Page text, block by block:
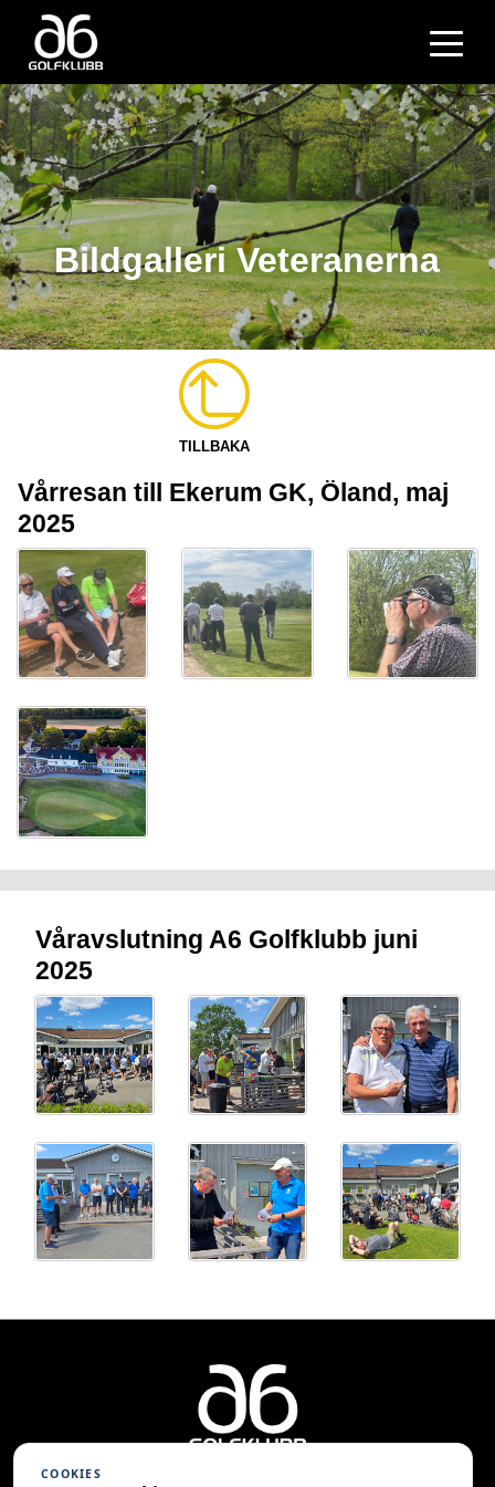
Bildgalleri Veteranerna
TILLBAKA
Vårresan till Ekerum GK, Öland, maj
2025
Våravslutning A6 Golfklubb juni
2025
COOKIES